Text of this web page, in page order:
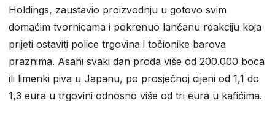
Holdings, zaustavio proizvodnju u gotovo svim
domaćim tvornicama i pokrenuo lančanu reakciju koja
prijeti ostaviti police trgovina i točionike barova
praznima. Asahi svaki dan proda više od 200.000 boca
ili limenki piva u Japanu, po prosječnoj cijeni od 1,1 do
1,3 eura u trgovini odnosno više od tri eura u kafićima.